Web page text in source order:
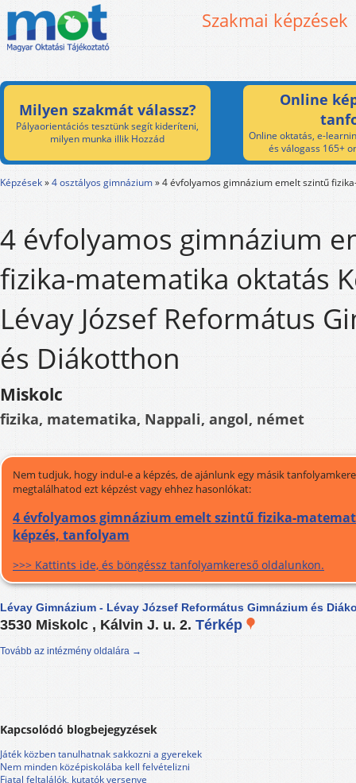
Szakmai képzések
Milyen szakmát válassz?
Pályaorientációs tesztünk segít kideríteni,
milyen munka illik Hozzád
Online
Online oktatás, e-
és válogass 165+
Képzések»4 osztályos gimnázium»4 évfolyamos gimnázium emelt szintű
4 évfolyamos gimnázium
fizika-matematika oktatás
Lévay József Református
és Diákotthon
Miskolc
fizika, matematika, Nappali, angol, német
Nem tudjuk, hogy indul-e a képzés, de ajánlunk egy másik
megtalálhatod ezt képzést vagy ehhez hasonlókat:
4 évfolyamos gimnázium emelt szintű fizika-
képzés, tanfolyam
>>> Kattints ide, és böngéssz tanfolyamkereső oldalunkon.
Lévay Gimnázium - Lévay József Református Gimnázium és
3530 Miskolc , Kálvin J. u. 2. Térkép
Tovább az intézmény oldalára →
Kapcsolódó blogbejegyzések
Játék közben tanulhatnak sakkozni a gyerekek
Nem minden középiskolába kell felvételizni
Fiatal feltalálók, kutatók versenye